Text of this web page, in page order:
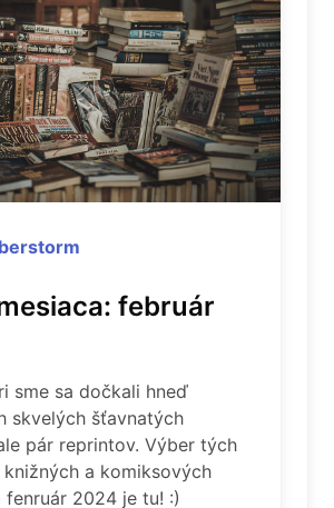
február
sme sa dočkali hneď
skvelých šťavnatých
pár reprintov. Výber tých
knižných a komiksových
fenruár 2024 je tu! :)